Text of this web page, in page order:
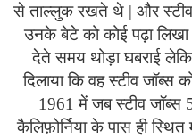
से ताल्लुक रखते थे | और स्टीव
उनके बेटे को कोई पढ़ा लिखा
देते समय थोड़ा घबराई
दिलाया कि वह स्टीव
1961 में जब स्टीव जॉब्स
कैलिफ़ोर्निया के पास ही